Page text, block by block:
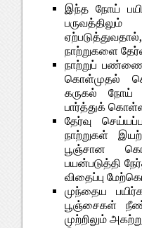
இந்த நோய்
நாற்றுகளை
நாற்றுப்
கொள்முதல்
கருகல் நோய்
பார்த்துக்
தேர்வு
நாற்றுகள்
பூஞ்சான
பயன்படுத்தி
விதைப்பு
முந்தைய
பூஞ்சைகள்
முற்றிலும்